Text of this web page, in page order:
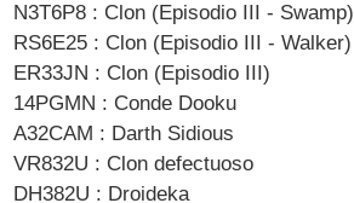
N3T6P8 : Clon (Episodio III - Swamp)
RS6E25 : Clon (Episodio III - Walker)
ER33JN : Clon (Episodio III)
14PGMN : Conde Dooku
A32CAM : Darth Sidious
VR832U : Clon defectuoso
DH382U : Droideka